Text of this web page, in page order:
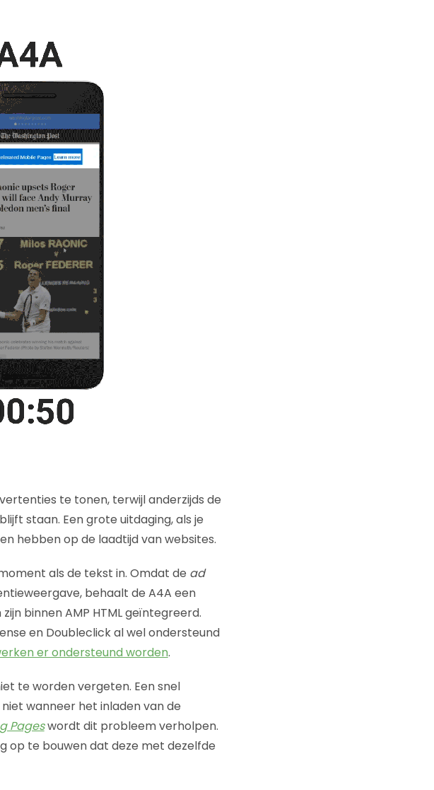
te tonen, terwijl anderzijds de
staan. Een grote uitdaging, als je
hebben op de laadtijd van websites.
als de tekst in. Omdat de ad
behaalt de A4A een
binnen AMP HTML geïntegreerd.
en Doubleclick al wel ondersteund
er ondersteund worden.
te worden vergeten. Een snel
wanneer het inladen van de
Pageswordt dit probleem verholpen.
op te bouwen dat deze met dezelfde